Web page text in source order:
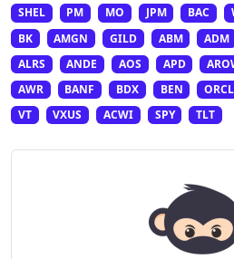
SHEL
PM MO JPM BAC
BK
AMGN GILD ABM ADM
ALRS
ANDE AOS APD
AWR
BANF BDX BEN ORCL
VT
VXUS ACWI SPY TLT